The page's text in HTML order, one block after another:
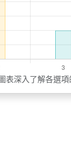
表深入了解各選項